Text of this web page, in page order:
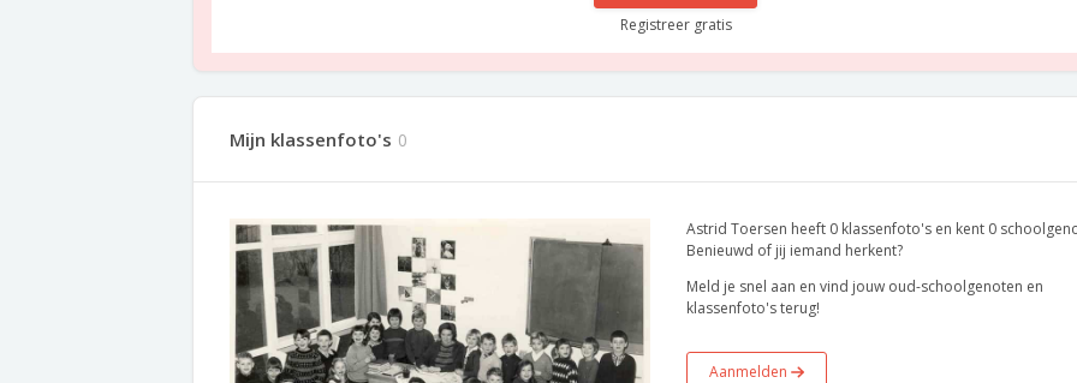
Registreer gratis
Mijn klassenfoto's 0
Astrid Toersen heeft 0 klassenfoto's en kent 0
Benieuwd of jij iemand herkent?
Meld je snel aan en vind jouw oud-schoolgenoten en
klassenfoto's terug!
Aanmelden